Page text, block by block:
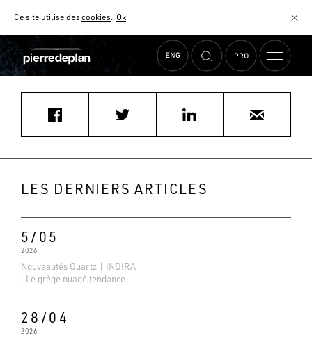
Ce site utilise descookies. Ok
AIDE AU CHOIX
Accueil Actualités MOBALPA OYONNAX
LES DERNIERS ARTICLES
5/05
2026
Nouveautés Quartz | INDIRA
: Le grège nuagé tendance
28/04
2026